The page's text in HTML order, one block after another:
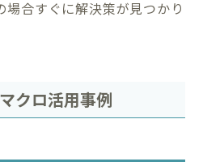
場合すぐに解決策が見つかり
クロ活用事例